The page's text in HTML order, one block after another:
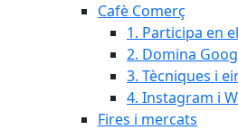
Cafè Comerç
1. Participa en
2. Domina
3. Tècniques i
4. Instagram i
Fires i mercats